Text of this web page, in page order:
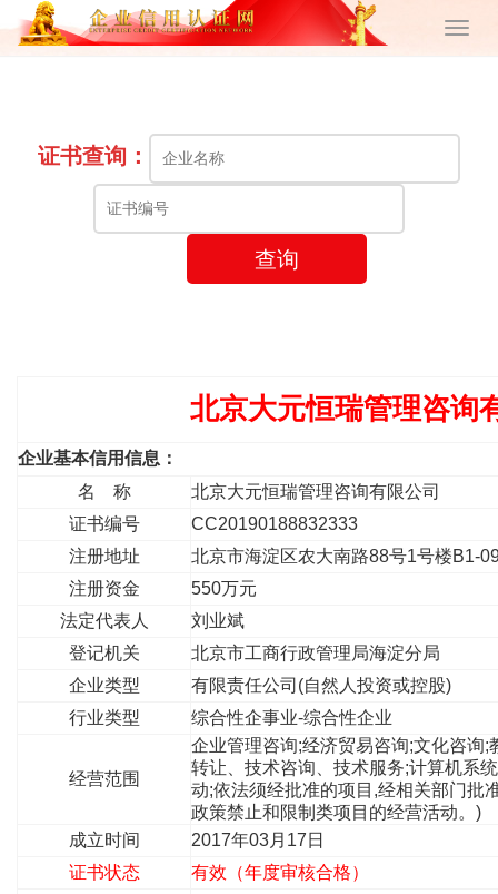
证书查询：
查询
北京大元恒瑞管理咨询
企业基本信用信息：
名 称
北京大元恒瑞管理咨询有限公司
证书编号
CC20190188832333
注册地址
北京市海淀区农大南路88号1号楼B1-
注册资金
550万元
法定代表人
刘业斌
登记机关
北京市工商行政管理局海淀分局
企业类型
有限责任公司(自然人投资或控股)
行业类型
综合性企事业-综合性企业
经营范围
企业管理咨询;经济贸易咨询;文化咨询
转让、技术咨询、技术服务;计算机系
动;依法须经批准的项目,经相关部门批
政策禁止和限制类项目的经营活动。)
成立时间
2017年03月17日
证书状态
有效（年度审核合格）